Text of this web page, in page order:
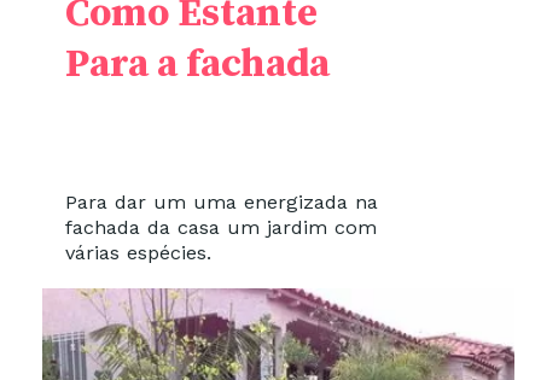
Para dar um uma energizada na
fachada da casa um jardim com
várias espécies.
Como Estante
Para a fachada